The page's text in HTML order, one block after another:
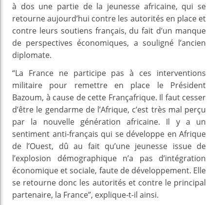
à dos une partie de la jeunesse africaine, qui se
retourne aujourd’hui contre les autorités en place et
contre leurs soutiens français, du fait d’un manque
de perspectives économiques, a souligné l’ancien
diplomate.
“La France ne participe pas à ces interventions
militaire pour remettre en place le Président
Bazoum, à cause de cette Françafrique. Il faut cesser
d’être le gendarme de l’Afrique, c’est très mal perçu
par la nouvelle génération africaine. Il y a un
sentiment anti-français qui se développe en Afrique
de l’Ouest, dû au fait qu’une jeunesse issue de
l’explosion démographique n’a pas d’intégration
économique et sociale, faute de développement. Elle
se retourne donc les autorités et contre le principal
partenaire, la France”, explique-t-il ainsi.